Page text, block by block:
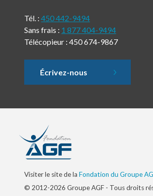
Tél. :450 442-9494
Sans frais : 1 877 404-9494
Télécopieur : 450 674-9867
Écrivez-nous
Visiter le site de laFondation du Groupe
© 2012-2026 Groupe AGF - Tous droits